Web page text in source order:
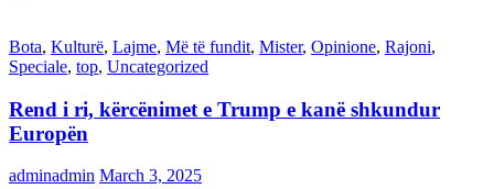
Bota, Kulturë, Lajme, Më të fundit, Mister, Opinione, Rajoni,
Speciale, top, Uncategorized
Rend i ri, kërcënimet e Trump e kanë shkundur
Europën
adminadmin March 3, 2025